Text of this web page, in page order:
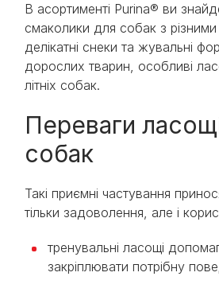
В асортименті Purina® ви
смаколики для собак з
делікатні снеки та жувальні
дорослих тварин, особливі
літніх собак.
Переваги
собак
Такі приємні частування
тільки задоволення, але і
тренувальні ласощі
закріплювати потрібну